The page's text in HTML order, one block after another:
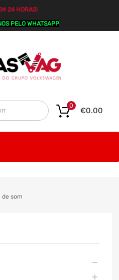
24 HORAS!
PELO WHATSAPP
€0.00
0
de som